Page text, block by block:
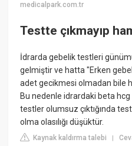
medicalpark.com.tr
Testte çıkmayıp
İdrarda gebelik testleri
gelmiştir ve hatta "Erken
adet gecikmesi olmadan bile
Bu nedenle idrardaki beta
testler olumsuz çıktığında
olma olasılığı düşüktür.
Kaynak kaldırma talebi |